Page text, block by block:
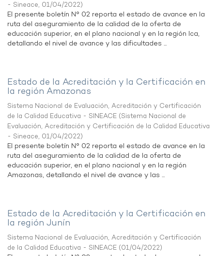
- Sineace, 01/04/2022)
El presente boletín N° 02 reporta el estado de avance en la
ruta del aseguramiento de la calidad de la oferta de
educación superior, en el plano nacional y en la región Ica,
detallando el nivel de avance y las dificultades ...
Estado de la Acreditación y la Certificación en
la región Amazonas
Sistema Nacional de Evaluación, Acreditación y Certificación
de la Calidad Educativa - SINEACE (Sistema Nacional de
Evaluación, Acreditación y Certificación de la Calidad Educativa
- Sineace, 01/04/2022)
El presente boletín N° 02 reporta el estado de avance en la
ruta del aseguramiento de la calidad de la oferta de
educación superior, en el plano nacional y en la región
Amazonas, detallando el nivel de avance y las ...
Estado de la Acreditación y la Certificación en
la región Junín
Sistema Nacional de Evaluación, Acreditación y Certificación
de la Calidad Educativa - SINEACE (01/04/2022)